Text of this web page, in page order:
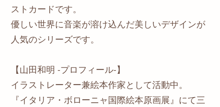
ストカードです。
優しい世界に音楽が溶け込んだ美しいデザインが
人気のシリーズです。
【山田和明 -プロフィール-】
イラストレーター兼絵本作家として活動中。
『イタリア・ボローニャ国際絵本原画展』にて三